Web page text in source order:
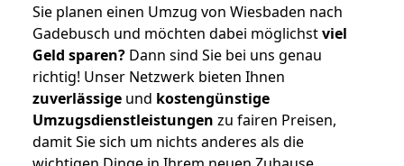
Sie planen einen Umzug von Wiesbaden nach
Gadebusch und möchten dabei möglichstviel
Geld sparen? Dann sind Sie bei uns genau
richtig! Unser Netzwerk bieten Ihnen
zuverlässige und kostengünstige
Umzugsdienstleistungen zu fairen Preisen,
damit Sie sich um nichts anderes als die